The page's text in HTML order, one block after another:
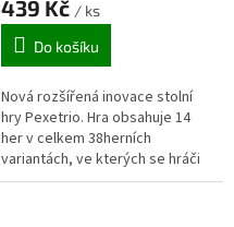
439 Kč / ks
Do košíku
Nová rozšířená inovace stolní
hry Pexetrio. Hra obsahuje 14
her v celkem 38herních
variantách, ve kterých se hráči
naučí poznávat lesní faunu a